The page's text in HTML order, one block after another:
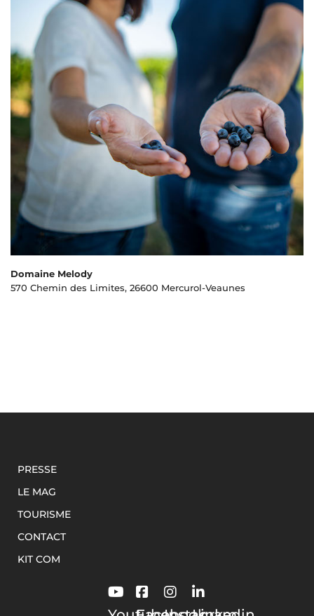
Domaine Melody
570 Chemin des Limites, 26600 Mercurol-Veaunes
PRESSE
LE MAG
TOURISME
CONTACT
KIT COM